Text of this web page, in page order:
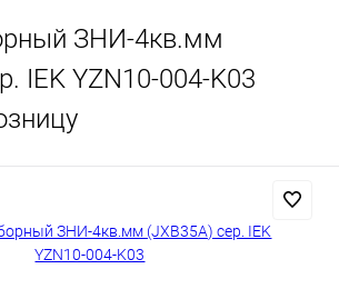
ЗНИ-4кв.мм
IEK YZN10-004-K03